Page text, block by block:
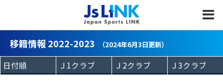
移籍情報 2022-2023 （2024年6月3日更新）